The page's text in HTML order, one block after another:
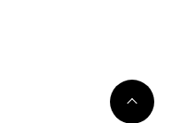
。
りません。
で予めご了承ください。
アで取り扱っている商品が対象
お知らせ